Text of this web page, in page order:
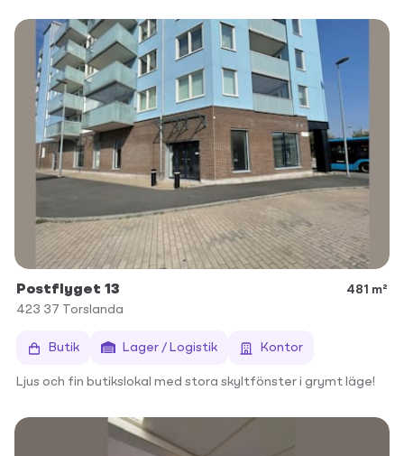
Postflyget 13
481 m²
423 37
Torslanda
Butik Lager / Logistik Kontor
Ljus och fin butikslokal med stora skyltfönster i grymt läge!